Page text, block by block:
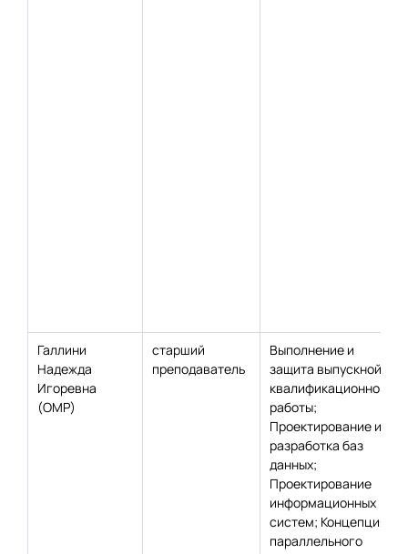
Галлини
Надежда
Игоревна
(ОМР)
старший
преподаватель
Выполнение и
защита выпускной
квалификационной
работы;
Проектирование и
разработка баз
данных;
Проектирование
информационных
систем; Концепция
параллельного